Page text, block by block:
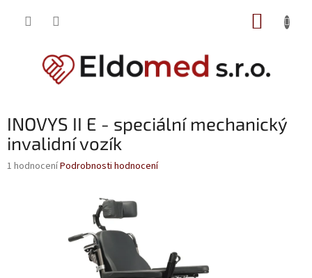
INOVYS II E - speciální mechanický
invalidní vozík
Průměrné
1 hodnoceníPodrobnosti hodnocení